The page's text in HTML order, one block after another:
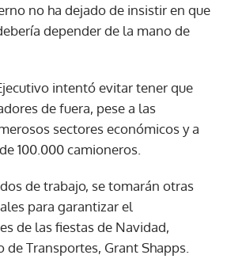
no ha dejado de insistir en que
depender de la mano de
intentó evitar tener que
de fuera, pese a las
sectores económicos y a
100.000 camioneros.
de trabajo, se tomarán otras
para garantizar el
de las fiestas de Navidad,
Transportes, Grant Shapps.